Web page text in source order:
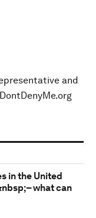
and
in the United
what can